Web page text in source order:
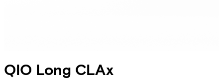
QIO Long CLAx